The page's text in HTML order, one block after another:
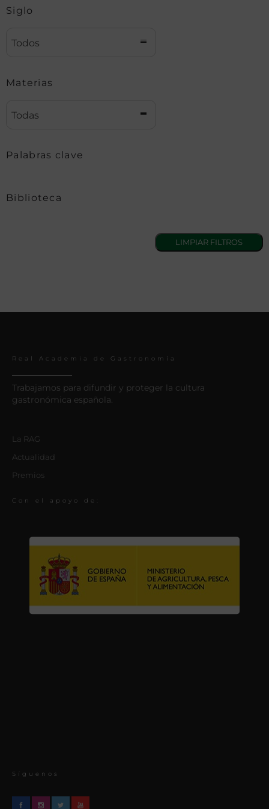
Siglo
Todos
Materias
Todas
Palabras clave
Biblioteca
Real Academia de Gastronomía
Trabajamos para difundir y proteger la cultura
gastronómica española.
La RAG
Actualidad
Premios
Con el apoyo de:
Síguenos